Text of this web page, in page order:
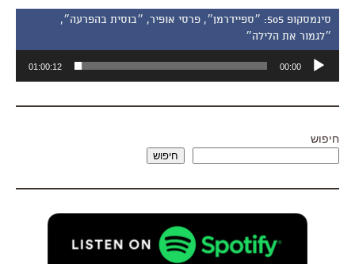
סינמסקופ 505: ״ספיידרמן״, פרסי אופיר, ״בוסית בהפרעה״,
״לגמור את הלילה״
אודיו
00:00
01:00:12
חיפוש
חיפוש